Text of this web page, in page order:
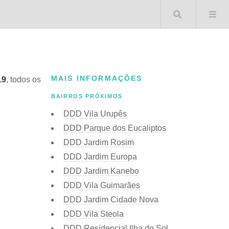
Buscar
, todos os MAIS INFORMAÇÕES
BAIRROS PRÓXIMOS
DDD Vila Urupês
DDD Parque dos Eucaliptos
DDD Jardim Rosim
DDD Jardim Europa
DDD Jardim Kanebo
DDD Vila Guimarães
DDD Jardim Cidade Nova
DDD Vila Steola